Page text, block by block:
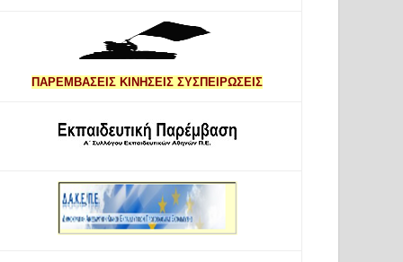
ΠΑΡΕΜΒΑΣΕΙΣ ΚΙΝΗΣΕΙΣ ΣΥΣΠΕΙΡΩΣΕΙΣ